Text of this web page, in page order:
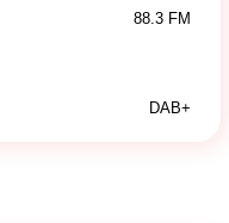
88.3 FM
DAB+